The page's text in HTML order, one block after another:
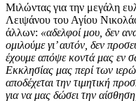
Μιλώντας για την μεγάλη
Λειψάνου του Αγίου
άλλων: «αδελφοί μου, δεν
ομιλούμε γι’ αυτόν, δεν
έχουμε απόψε κοντά μας εν
Εκκλησίας μας περί των
αποδέχεται την τιμητική
για να μας δώσει την